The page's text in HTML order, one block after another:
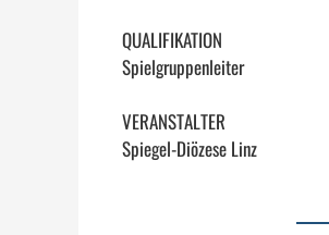
QUALIFIKATION
Spielgruppenleiter
VERANSTALTER
Spiegel-Diözese Linz